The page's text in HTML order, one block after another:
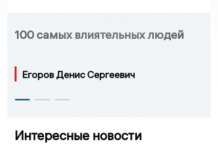
100 самых влиятельных людей
Егоров Денис Сергеевич
Интересные новости